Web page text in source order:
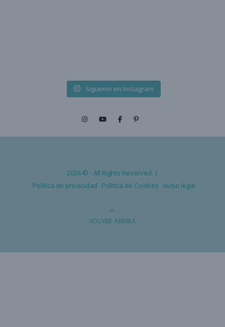
Sígueme en Instagram
2026 © - All Rights Reserved. |
Política de privacidad Política de Cookies Aviso legal
VOLVER ARRIBA